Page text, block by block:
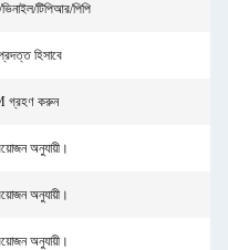
টিপিআর/পিপি
হিসাবে
গ্রহণ করুন
অনুযায়ী।
অনুযায়ী।
অনুযায়ী।